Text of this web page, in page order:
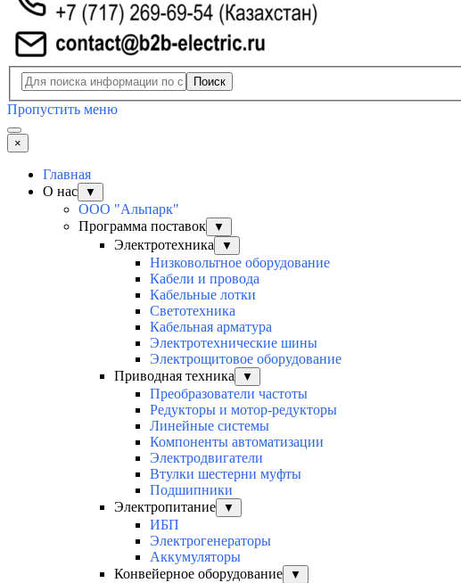
Поиск
Пропустить меню
×
Главная
О нас
▼
ООО "Альпарк"
Программа поставок
▼
Электротехника ▼
Низковольтное оборудование
Кабели и провода
Кабельные лотки
Светотехника
Кабельная арматура
Электротехнические шины
Электрощитовое оборудование
Приводная техника
▼
Преобразователи частоты
Редукторы и мотор-редукторы
Линейные системы
Компоненты автоматизации
Электродвигатели
Втулки шестерни муфты
Подшипники
Электропитание
▼
ИБП
Электрогенераторы
Аккумуляторы
Конвейерное оборудование
▼